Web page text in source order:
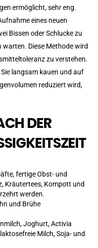
ermöglicht, sehr eng.
eines neuen
Bissen oder Schlucke zu
Diese Methode wird
zu verstehen.
langsam kauen und auf
reduziert wird,
DER
fertige Obst- und
Kräutertees, Kompott und
werden.
und Brühe
Joghurt, Activia
Milch, Soja- und